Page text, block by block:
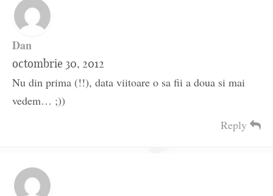
Dan
octombrie 30, 2012
Nu din prima (!!), data viitoare o sa fii a doua si mai
vedem… ;))
Reply